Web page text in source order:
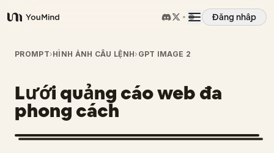
YouMind
Đăng nhập
Tổng quan
Các trường hợp sử dụng
Kỹ năng
PROMPT›HÌNH ẢNH CÂU LỆNH› GPT IMAGE 2
Lưới quảng cáo web đa
phong cách